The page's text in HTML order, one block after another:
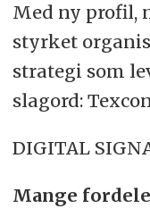
Med ny profil,
styrket
strategi som
slagord:
DIGITAL
Mange